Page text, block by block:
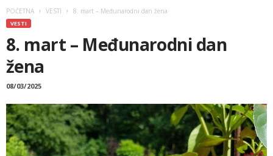
POČETNA VESTI 8. mart – Međunarodni dan žena
VESTI
8. mart – Međunarodni dan
žena
08/03/2025